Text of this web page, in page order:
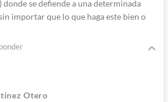
se defiende a una determinada
importar que lo que haga este bien o
Otero